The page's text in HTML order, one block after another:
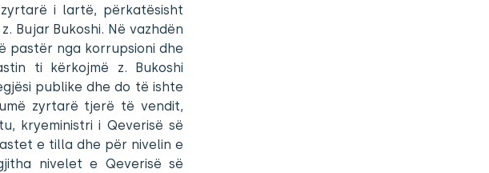
i lartë, përkatësisht
Bujar Bukoshi. Në vazhdën
pastër nga korrupsioni dhe
ti kërkojmë z. Bukoshi
publike dhe do të ishte
zyrtarë tjerë të vendit,
kryeministri i Qeverisë së
e tilla dhe për nivelin e
nivelet e Qeverisë së